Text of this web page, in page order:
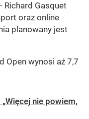
Richard Gasquet
oraz online
planowany jest
Open wynosi aż 7,7
nie powiem,